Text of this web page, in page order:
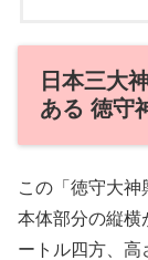
日本三大
ある 徳守
この「徳守大神
本体部分の縦横
ートル四方、高